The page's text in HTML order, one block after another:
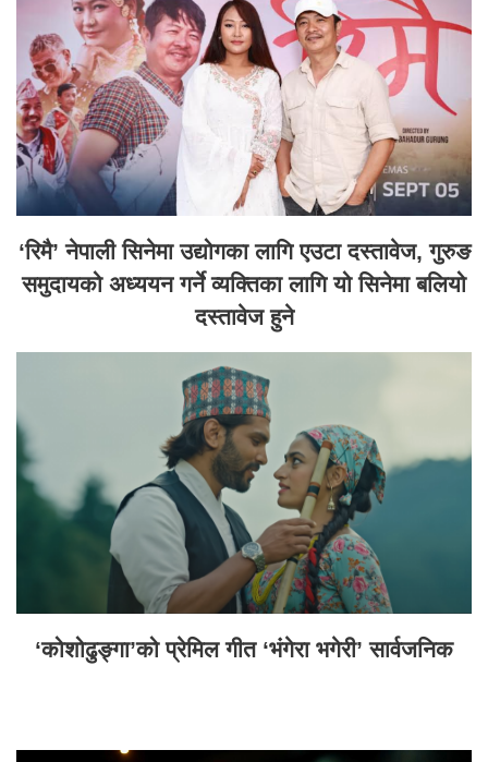
‘रिमै’ नेपाली सिनेमा उद्योगका लागि एउटा दस्तावेज, गुरुङ
समुदायको अध्ययन गर्ने व्यक्तिका लागि यो सिनेमा बलियो
दस्तावेज हुने
‘कोशोढुङ्गा’को प्रेमिल गीत ‘भंगेरा भगेरी’ सार्वजनिक